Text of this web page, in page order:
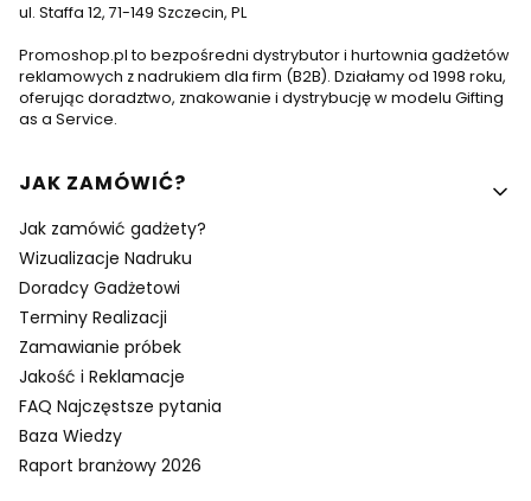
ul. Staffa 12, 71-149 Szczecin, PL
Promoshop.pl to bezpośredni dystrybutor i hurtownia gadżetów
reklamowych z nadrukiem dla firm (B2B). Działamy od 1998 roku,
oferując doradztwo, znakowanie i dystrybucję w modelu Gifting
as a Service.
Linki w stopce
JAK ZAMÓWIĆ?
Jak zamówić gadżety?
Wizualizacje Nadruku
Doradcy Gadżetowi
Terminy Realizacji
Zamawianie próbek
Jakość i Reklamacje
FAQ Najczęstsze pytania
Baza Wiedzy
Raport branżowy 2026